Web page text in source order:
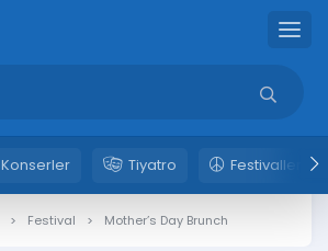
Konserler Tiyatro Festivaller
Festival Mother’s Day Brunch